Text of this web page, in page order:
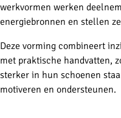
werkvormen werken
energiebronnen en stellen
Deze vorming combineert
met praktische handvatten,
sterker in hun schoenen
motiveren en ondersteunen.